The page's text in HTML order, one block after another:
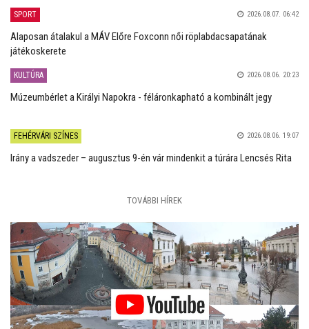
SPORT 2026.08.07. 06:42
Alaposan átalakul a MÁV Előre Foxconn női röplabdacsapatának
játékoskerete
KULTÚRA 2026.08.06. 20:23
Múzeumbérlet a Királyi Napokra - féláronkapható a kombinált jegy
FEHÉRVÁRI SZÍNES 2026.08.06. 19:07
Irány a vadszeder – augusztus 9-én vár mindenkit a túrára Lencsés Rita
TOVÁBBI HÍREK